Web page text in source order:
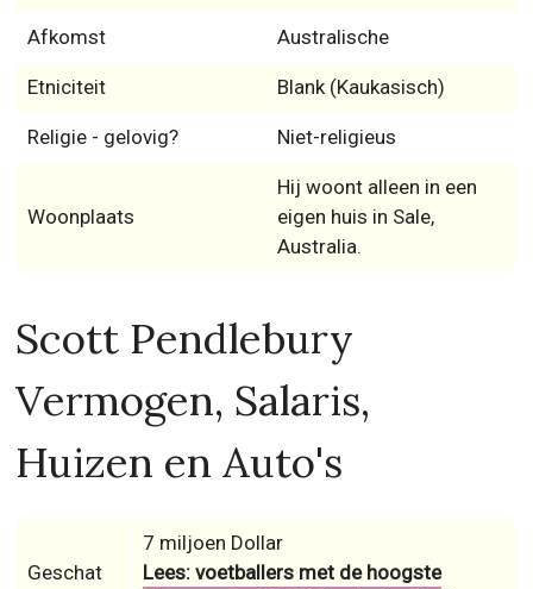
Afkomst Australische
Etniciteit Blank (Kaukasisch)
Religie - gelovig? Niet-religieus
Woonplaats
Hij woont alleen in een
eigen huis in Sale,
Australia.
Scott Pendlebury
Vermogen, Salaris,
Huizen en Auto's
Geschat
7 miljoen Dollar
Lees: voetballers met de hoogste